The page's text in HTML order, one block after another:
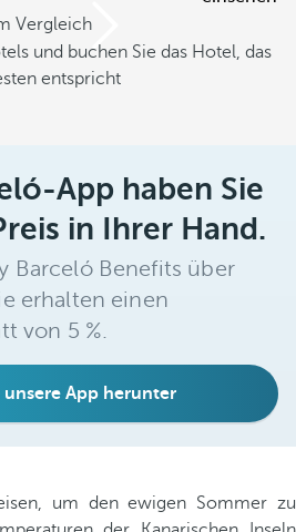
Vergleich
und buchen Sie das Hotel, das
entspricht
App haben Sie
in Ihrer Hand.
Barceló Benefits über
erhalten einen
von 5 %.
unsere App herunter
um den ewigen Sommer zu